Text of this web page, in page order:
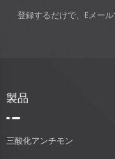
登録するだけで、Eメー
製品
三酸化アンチモン